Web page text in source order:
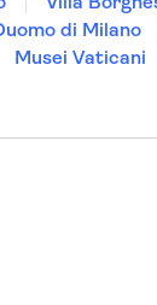
di Milano
Musei Vaticani
Familia